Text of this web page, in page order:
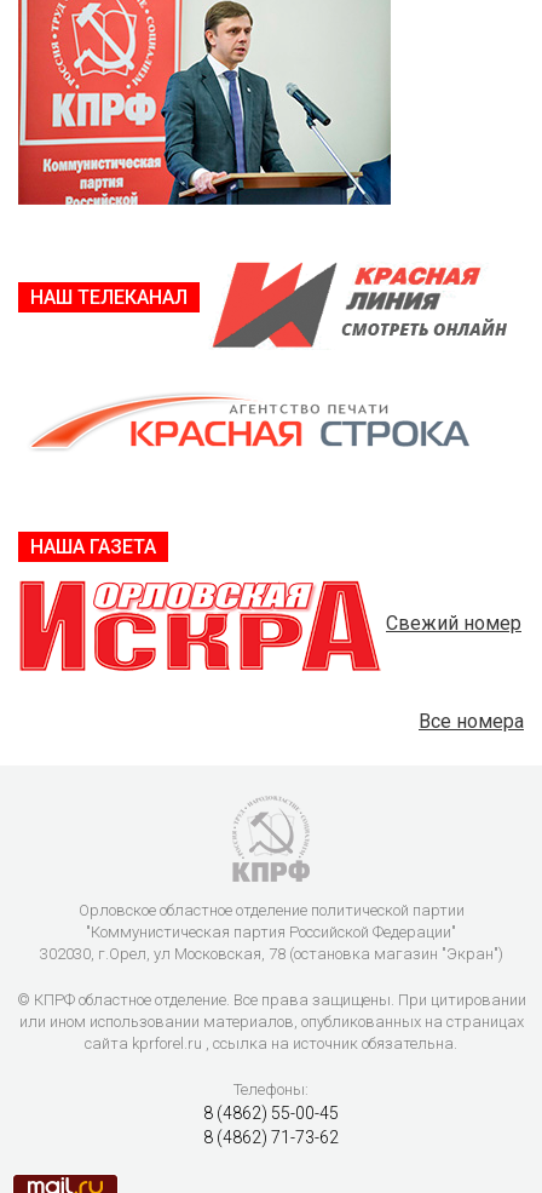
НАШ ТЕЛЕКАНАЛ
НАША ГАЗЕТА
Свежий номер
Все номера
Орловское областное отделение политической партии
"Коммунистическая партия Российской Федерации"
302030, г.Орел, ул Московская, 78 (остановка магазин "Экран")
© КПРФ областное отделение. Все права защищены. При цитировании
или ином использовании материалов, опубликованных на страницах
сайта kprforel.ru , ссылка на источник обязательна.
Телефоны:
8 (4862) 55-00-45
8 (4862) 71-73-62